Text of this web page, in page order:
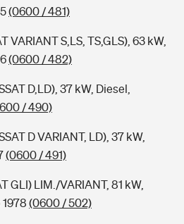
(0600 / 481)
VARIANT S,LS, TS,GLS), 63 kW,
(0600 / 482)
D,LD), 37 kW, Diesel,
/ 490)
D VARIANT, LD), 37 kW,
(0600 / 491)
GLI) LIM./VARIANT, 81 kW,
(0600 / 502)